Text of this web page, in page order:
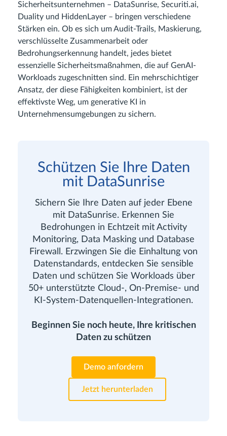
Sicherheitsunternehmen – DataSunrise, Securiti.ai,
Duality und HiddenLayer – bringen verschiedene
Stärken ein. Ob es sich um Audit-Trails, Maskierung,
verschlüsselte Zusammenarbeit oder
Bedrohungserkennung handelt, jedes bietet
essenzielle Sicherheitsmaßnahmen, die auf GenAI-
Workloads zugeschnitten sind. Ein mehrschichtiger
Ansatz, der diese Fähigkeiten kombiniert, ist der
effektivste Weg, um generative KI in
Unternehmensumgebungen zu sichern.
Schützen Sie Ihre Daten
mit DataSunrise
Sichern Sie Ihre Daten auf jeder Ebene
mit DataSunrise. Erkennen Sie
Bedrohungen in Echtzeit mit Activity
Monitoring, Data Masking und Database
Firewall. Erzwingen Sie die Einhaltung von
Datenstandards, entdecken Sie sensible
Daten und schützen Sie Workloads über
50+ unterstützte Cloud-, On-Premise- und
KI-System-Datenquellen-Integrationen.
Beginnen Sie noch heute, Ihre kritischen
Daten zu schützen
Demo anfordern
Jetzt herunterladen